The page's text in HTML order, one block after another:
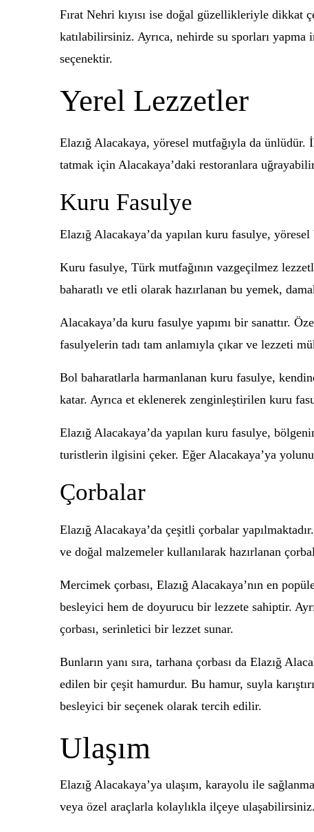
Fırat Nehri kıyısı ise doğal güzellikleriyle dikkat
katılabilirsiniz. Ayrıca, nehirde su sporları
seçenektir.
Yerel Lezzetler
Elazığ Alacakaya, yöresel mutfağıyla da
tatmak için Alacakaya’daki restoranlara
Kuru Fasulye
Elazığ Alacakaya’da yapılan kuru fasulye,
Kuru fasulye, Türk mutfağının vazgeçilmez
baharatlı ve etli olarak hazırlanan bu yemek,
Alacakaya’da kuru fasulye yapımı bir sanattır.
fasulyelerin tadı tam anlamıyla çıkar ve lezzeti
Bol baharatlarla harmanlanan kuru fasulye,
katar. Ayrıca et eklenerek zenginleştirilen kuru
Elazığ Alacakaya’da yapılan kuru fasulye,
turistlerin ilgisini çeker. Eğer Alacakaya’ya
Çorbalar
Elazığ Alacakaya’da çeşitli çorbalar
ve doğal malzemeler kullanılarak hazırlanan
Mercimek çorbası, Elazığ Alacakaya’nın en
besleyici hem de doyurucu bir lezzete sahiptir.
çorbası, serinletici bir lezzet sunar.
Bunların yanı sıra, tarhana çorbası da Elazığ
edilen bir çeşit hamurdur. Bu hamur, suyla
besleyici bir seçenek olarak tercih edilir.
Ulaşım
Elazığ Alacakaya’ya ulaşım, karayolu ile
veya özel araçlarla kolaylıkla ilçeye